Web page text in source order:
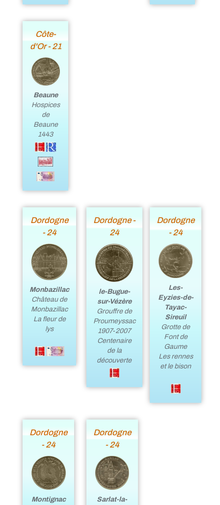
Côte-
d'Or - 21
Beaune
Hospices
de
Beaune
1443
Dordogne
- 24
Monbazillac
Château de
Monbazillac
La fleur de
lys
Dordogne -
24
le-Bugue-
sur-Vézère
Grouffre de
Proumeyssac
1907-2007
Centenaire
de la
découverte
Dordogne
- 24
Les-
Eyzies-de-
Tayac-
Sireuil
Grotte de
Font de
Gaume
Les rennes
et le bison
Dordogne
- 24
Montignac
Dordogne
- 24
Sarlat-la-